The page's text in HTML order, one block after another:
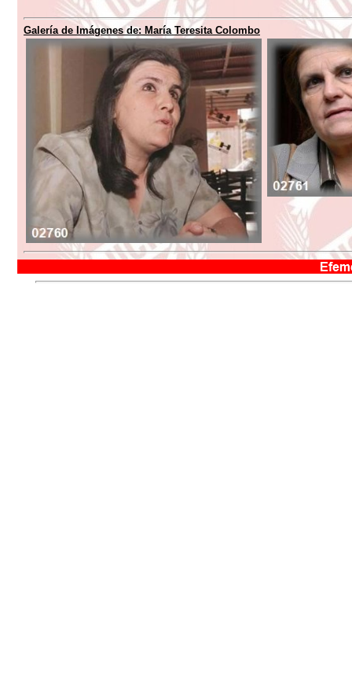
Galería de Imágenes de: María Teresita Colombo